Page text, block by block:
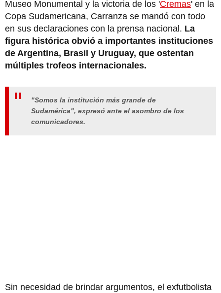
Museo Monumental y la victoria de los 'Cremas' en la
Copa Sudamericana, Carranza se mandó con todo
en sus declaraciones con la prensa nacional. La
figura histórica obvió a importantes instituciones
de Argentina, Brasil y Uruguay, que ostentan
múltiples trofeos internacionales.
"Somos la institución más grande de
Sudamérica", expresó ante el asombro de los
comunicadores.
Sin necesidad de brindar argumentos, el exfutbolista